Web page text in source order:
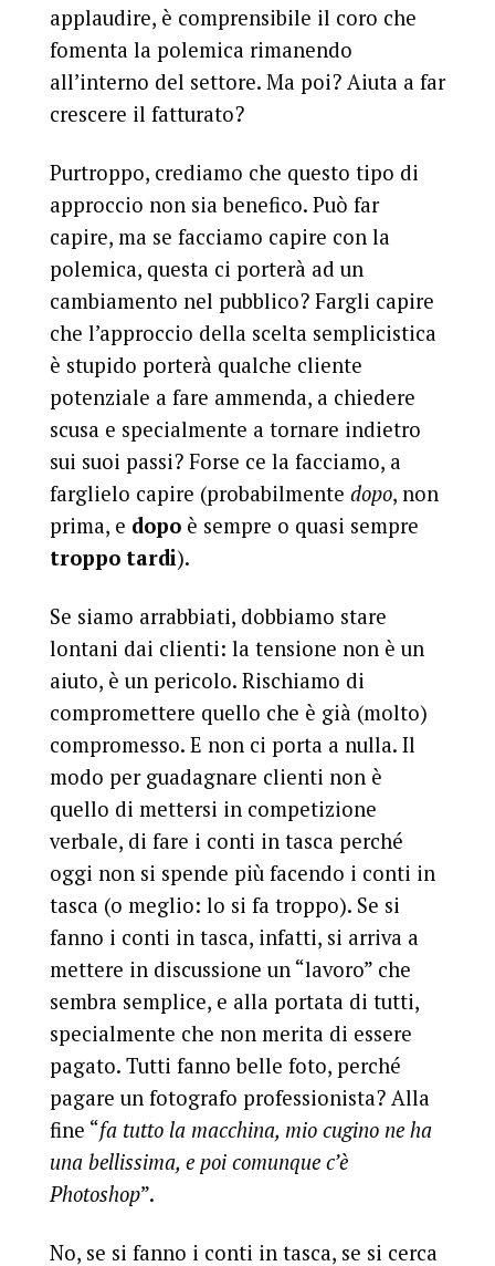
applaudire, è comprensibile il coro che
fomenta la polemica rimanendo
all’interno del settore. Ma poi? Aiuta a far
crescere il fatturato?
Purtroppo, crediamo che questo tipo di
approccio non sia benefico. Può far
capire, ma se facciamo capire con la
polemica, questa ci porterà ad un
cambiamento nel pubblico? Fargli capire
che l’approccio della scelta semplicistica
è stupido porterà qualche cliente
potenziale a fare ammenda, a chiedere
scusa e specialmente a tornare indietro
sui suoi passi? Forse ce la facciamo, a
farglielo capire (probabilmente dopo, non
prima, e dopoè sempre o quasi sempre
troppo tardi).
Se siamo arrabbiati, dobbiamo stare
lontani dai clienti: la tensione non è un
aiuto, è un pericolo. Rischiamo di
compromettere quello che è già (molto)
compromesso. E non ci porta a nulla. Il
modo per guadagnare clienti non è
quello di mettersi in competizione
verbale, di fare i conti in tasca perché
oggi non si spende più facendo i conti in
tasca (o meglio: lo si fa troppo). Se si
fanno i conti in tasca, infatti, si arriva a
mettere in discussione un “lavoro” che
sembra semplice, e alla portata di tutti,
specialmente che non merita di essere
pagato. Tutti fanno belle foto, perché
pagare un fotografo professionista? Alla
fine “fa tutto la macchina, mio cugino ne ha
una bellissima, e poi comunque c’è
Photoshop”.
No, se si fanno i conti in tasca, se si cerca